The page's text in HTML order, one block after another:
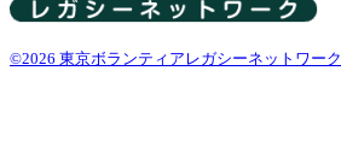
©2026 東京ボランティアレガシーネットワーク